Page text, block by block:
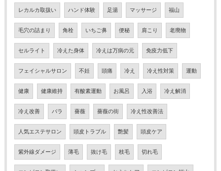
レカルカ取扱い ハンド体験 足湯 マッサージ 福山
毛穴の詰まり 角栓 いちご鼻 便秘 肩こり 老廃物
セルライト 冷えた身体 冷えは万病の元 免疫力低下
フェイシャルサロン 不妊 頭痛 冷え 冷え性対策 運動
健康 健康維持 有酸素運動 お風呂 入浴 冷え解消
冷え改善 バラ 薔薇 薔薇の街 冷え性改善法
人気エステサロン 頭皮トラブル 艶髪 頭皮ケア
紫外線ダメージ 薄毛 抜け毛 枝毛 切れ毛